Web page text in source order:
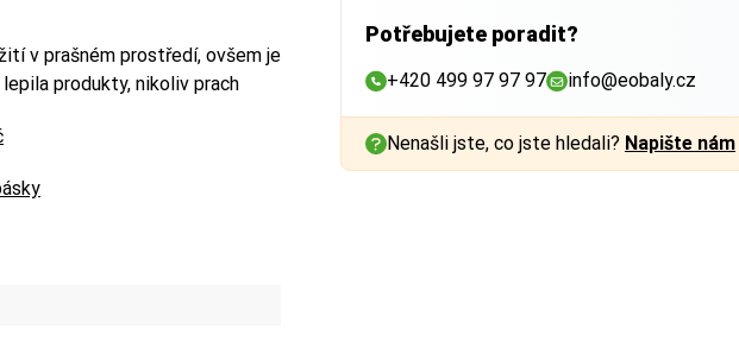
Potřebujete poradit?
+420 499 97 97 97 info@eobaly.cz
Nenašli jste, co jste hledali? Napište nám
v prašném prostředí, ovšem je
produkty, nikoliv prach